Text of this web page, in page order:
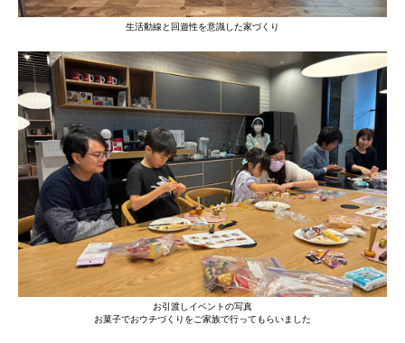
生活動線と回遊性を意識した家づくり
お引渡しイベントの写真
お菓子でおウチづくりをご家族で行ってもらいました